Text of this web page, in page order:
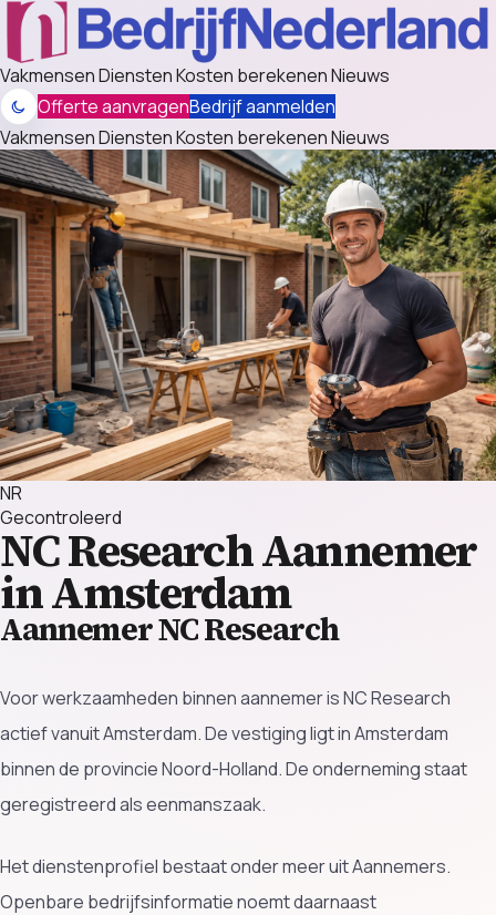
VakmensenDienstenKosten berekenenNieuws
Offerte aanvragenBedrijf aanmelden
VakmensenDienstenKosten berekenenNieuws
NR
Gecontroleerd
NC ResearchAannemer
in Amsterdam
Aannemer NC Research
Voor werkzaamheden binnen aannemer is NC Research
actief vanuit Amsterdam. De vestiging ligt in Amsterdam
binnen de provincie Noord-Holland. De onderneming staat
geregistreerd als eenmanszaak.
Het dienstenprofiel bestaat onder meer uit Aannemers.
Openbare bedrijfsinformatie noemt daarnaast